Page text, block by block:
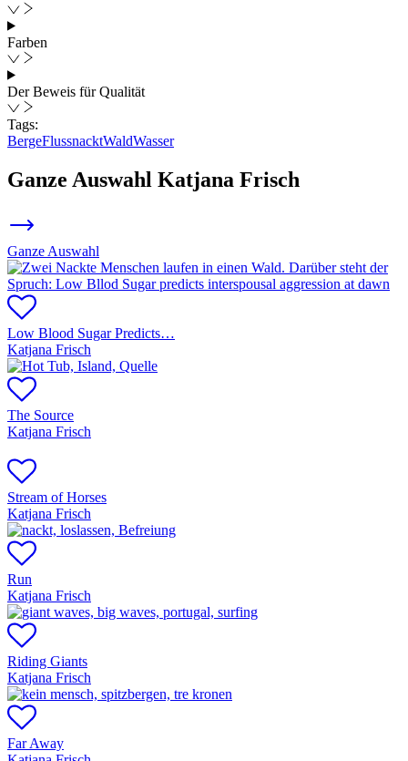
Farben
Der Beweis für Qualität
Tags:
BergeFlussnacktWaldWasser
Ganze Auswahl Katjana Frisch
Ganze Auswahl
Low Blood Sugar Predicts…
Katjana Frisch
The Source
Katjana Frisch
Stream of Horses
Katjana Frisch
Run
Katjana Frisch
Riding Giants
Katjana Frisch
Far Away